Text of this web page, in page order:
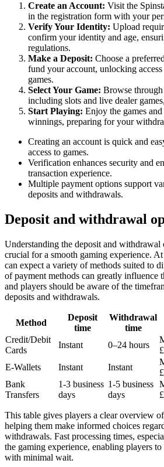
Create an Account: Visit the
in the registration form with your
Verify Your Identity: Upload
confirm your identity and age,
regulations.
Make a Deposit: Choose a
fund your account, unlocking
games.
Select Your Game: Browse
including slots and live dealer
Start Playing: Enjoy the games
winnings, preparing for your
Creating an account is quick and
access to games.
Verification enhances security and
transaction experience.
Multiple payment options support
deposits and withdrawals.
Deposit and withdrawal
Understanding the deposit and withdrawal
crucial for a smooth gaming experience.
can expect a variety of methods suited to
of payment methods can greatly influence
and players should be aware of the
deposits and withdrawals.
Method
Deposit
time
Withdrawal
time
Credit/Debit
Cards
Instant 0–24 hours
E-Wallets
Instant Instant
Bank
Transfers
1-3 business
days
1-5 business
days
This table gives players a clear overview
helping them make informed choices
withdrawals. Fast processing times,
the gaming experience, enabling players
with minimal wait.